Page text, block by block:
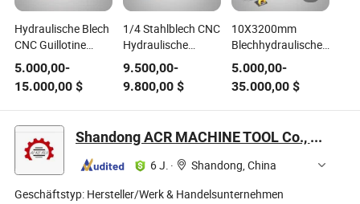
Hydraulische Blech
CNC Guillotine
Schermaschine
5.000,00-
15.000,00 $
1/4 Stahlblech CNC
Hydraulische
Schneidemaschine
China Anbieter
9.500,00-
9.800,00$
10X3200mm
Blechhydraulische
CNC-Gilotine-
Schneidemaschine
für Metallstahl,
Mildstahl,
Edelstahl, CS,
Stahlblech
5.000,00-
35.000,00$
Shandong ACR MACHINE TOOL Co., Ltd.
6 J. ·
Shandong, China
Geschäftstyp: Hersteller/Werk & Handelsunternehmen